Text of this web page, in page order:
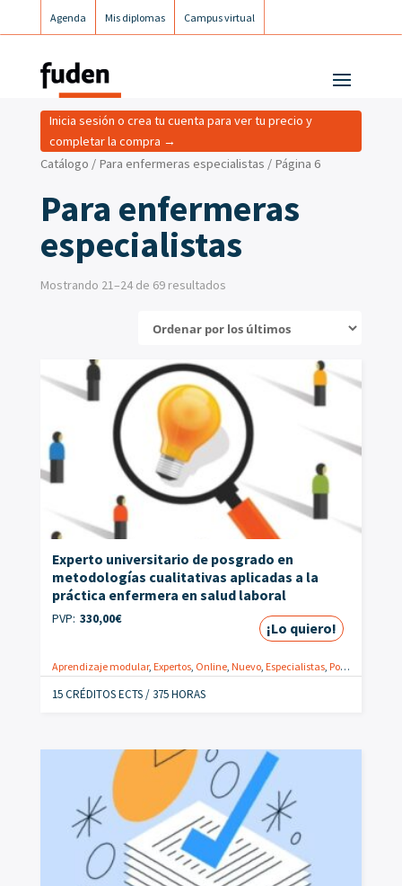
Agenda Mis diplomas Campus virtual
Catálogo / Para enfermeras especialistas / Página 6
Para enfermeras
especialistas
Inicia sesión o crea tu cuenta para ver tu precio y
completar la compra →
Mostrando 21–24 de 69 resultados
Experto universitario de posgrado en
metodologías cualitativas aplicadas a la
práctica enfermera en salud laboral
PVP: 330,00€
¡Lo quiero!
Aprendizaje modular, Expertos, Online, Nuevo, Especialistas, Postgrados
15 CRÉDITOS ECTS / 375 HORAS